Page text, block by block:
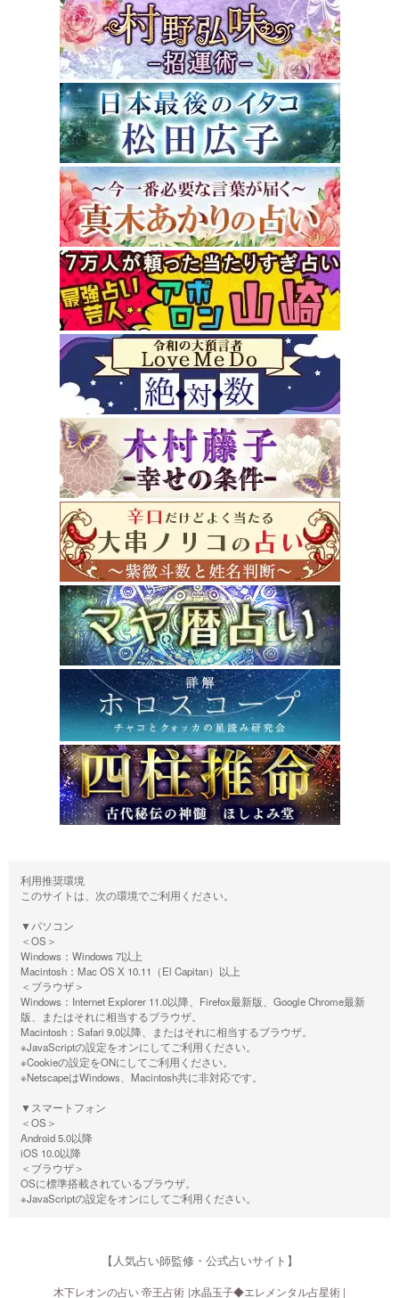
利用推奨環境
このサイトは、次の環境でご利用ください。
▼パソコン
＜OS＞
Windows：Windows 7以上
Macintosh：Mac OS X 10.11（El Capitan）以上
＜ブラウザ＞
Windows：Internet Explorer 11.0以降、Firefox最新版、Google Chrome最新
版、またはそれに相当するブラウザ。
Macintosh：Safari 9.0以降、またはそれに相当するブラウザ。
※JavaScriptの設定をオンにしてご利用ください。
※Cookieの設定をONにしてご利用ください。
※NetscapeはWindows、Macintosh共に非対応です。
▼スマートフォン
＜OS＞
Android 5.0以降
iOS 10.0以降
＜ブラウザ＞
OSに標準搭載されているブラウザ。
※JavaScriptの設定をオンにしてご利用ください。
【人気占い師監修・公式占いサイト】
木下レオンの占い 帝王占術 水晶玉子◆エレメンタル占星術